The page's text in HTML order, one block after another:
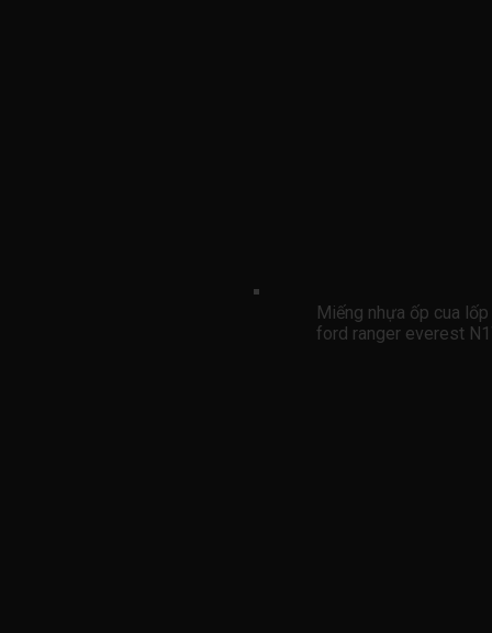
Miếng nhựa ốp cua
ford ranger everest